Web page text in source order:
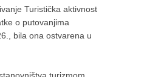
Turistička aktivnost
o putovanjima
bila ona ostvarena u